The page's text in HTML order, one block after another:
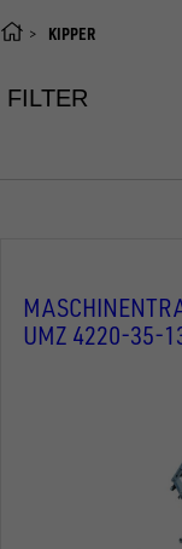
KIPPER
FILTER
UMZ 4220-35-